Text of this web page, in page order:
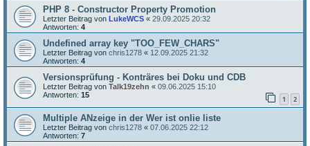
PHP 8 - Constructor Property Promotion
Letzter Beitrag von LukeWCS « 29.09.2025 20:32
Antworten: 4
Undefined array key "TOO_FEW_CHARS"
Letzter Beitrag von chris1278 « 12.09.2025 21:32
Antworten: 4
Versionsprüfung - Konträres bei Doku und CDB
Letzter Beitrag von Talk19zehn « 09.06.2025 15:10
Antworten: 15 1 2
Multiple ANzeige in der Wer ist onlie liste
Letzter Beitrag von chris1278 « 07.06.2025 22:12
Antworten: 7